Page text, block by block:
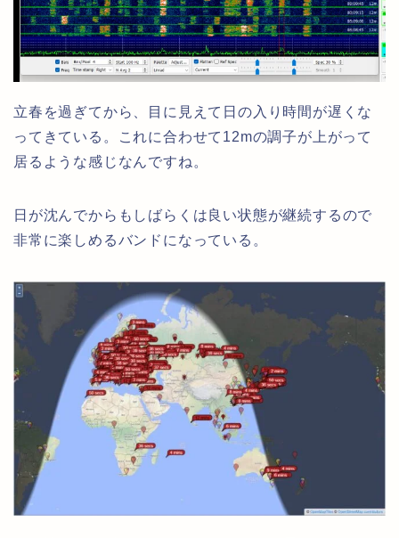
立春を過ぎてから、目に見えて日の入り時間が遅くな
ってきている。これに合わせて12mの調子が上がって
居るような感じなんですね。
日が沈んでからもしばらくは良い状態が継続するので
非常に楽しめるバンドになっている。